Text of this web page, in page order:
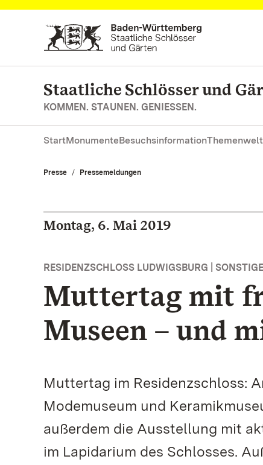
Zum Hauptinhalt springen
Staatliche Schlösser und
KOMMEN. STAUNEN. GENIESSEN.
StartMonumenteBesuchsinformation
Presse Pressemeldungen
Montag, 6. Mai 2019
RESIDENZSCHLOSS LUDWIGSBURG |
Muttertag mit
Museen – und
Muttertag im Residenzschloss:
Modemuseum und
außerdem die Ausstellung mit
im Lapidarium des Schlosses.